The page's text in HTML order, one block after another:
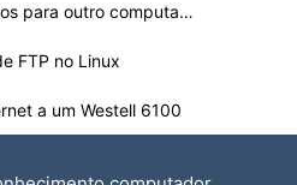
Como fazer upload de arquivos para outro computador com…
FTP no Linux
a um Westell 6100